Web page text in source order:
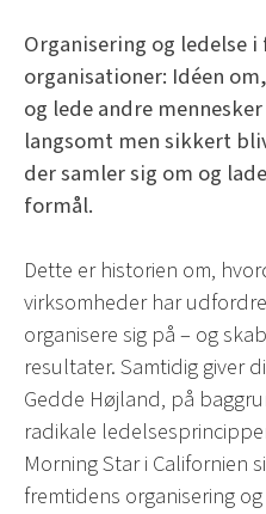
Organisering og ledelse
organisationer: Idéen
og lede andre
langsomt men sikkert
der samler sig om og
formål.
Dette er historien om,
virksomheder har
organisere sig på – og
resultater. Samtidig giver
Gedde Højland, på
radikale
Morning Star i Californien
fremtidens organisering